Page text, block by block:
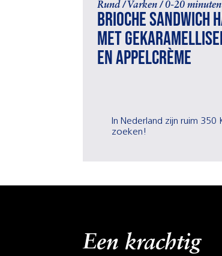
Rund / Varken / 0-20 minuten
Brioche sandwich
met
en appelcrème
In Nederland zijn ruim
zoeken!
Een krachtig